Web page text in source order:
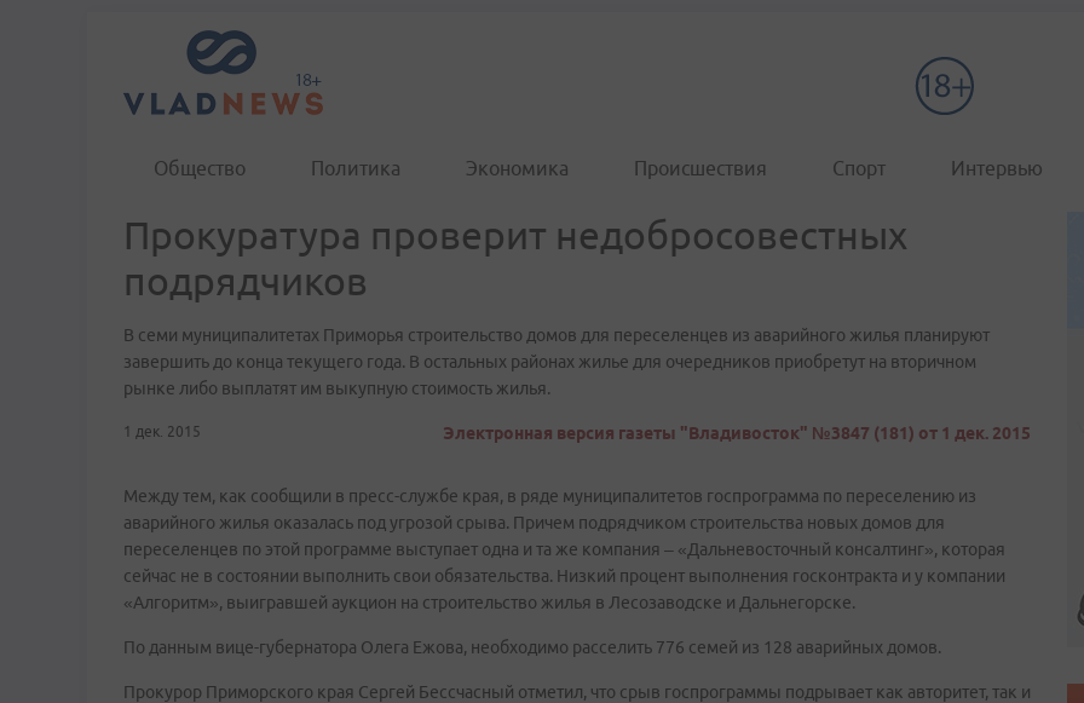
Общество Политика Экономика Происшествия Спорт Интервью
Прокуратура проверит недобросовестных
подрядчиков
В семи муниципалитетах Приморья строительство домов для переселенцев из аварийного жилья планируют
завершить до конца текущего года. В остальных районах жилье для очередников приобретут на вторичном
рынке либо выплатят им выкупную стоимость жилья.
1 дек. 2015 Электронная версия газеты "Владивосток" №3847 (181) от 1 дек. 2015
Между тем, как сообщили в пресс-службе края, в ряде муниципалитетов госпрограмма по переселению из
аварийного жилья оказалась под угрозой срыва. Причем подрядчиком строительства новых домов для
переселенцев по этой программе выступает одна и та же компания – «Дальневосточный консалтинг», которая
сейчас не в состоянии выполнить свои обязательства. Низкий процент выполнения госконтракта и у компании
«Алгоритм», выигравшей аукцион на строительство жилья в Лесозаводске и Дальнегорске.
По данным вице-губернатора Олега Ежова, необходимо расселить 776 семей из 128 аварийных домов.
Прокурор Приморского края Сергей Бессчасный отметил, что срыв госпрограммы подрывает как авторитет, так и